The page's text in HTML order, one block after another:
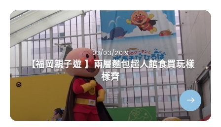
03/03/2019
【福岡親子遊 】兩層麵包超人館食買玩樣
樣齊